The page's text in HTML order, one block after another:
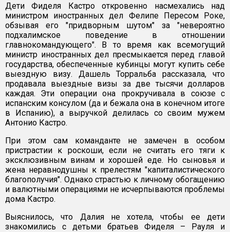
Дети Фиделя Кастро откровенно насмехались над
министром иностранных дел Фелипе Пересом Роке,
обзывая его "придворным шутом" за "невероятно
подхалимское поведение в отношении
главнокомандующего". В то время как всемогущий
министр иностранных дел пресмыкается перед главой
государства, обеспеченные кубинцы могут купить себе
выездную визу. Дашель Торральба рассказала, что
продавала выездные визы за две тысячи долларов
каждая. Эти операции она прокручивала в союзе с
испанским консулом (да и бежала она в конечном итоге
в Испанию), а выручкой делилась со своим мужем
Антонио Кастро.
При этом сам команданте не замечен в особом
пристрастии к роскоши, если не считать его тяги к
эксклюзивным винам и хорошей еде. Но сыновья и
жена неравнодушны к прелестям "капиталистического
благополучия". Однако страстью к личному обогащению
и валютными операциями не исчерпываются проблемы
дома Кастро.
Выяснилось, что Далия не хотела, чтобы ее дети
знакомились с детьми братьев Фиделя – Рауля и